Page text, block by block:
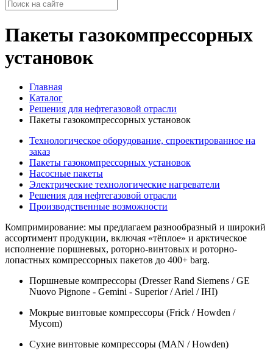
Пакеты газокомпрессорных
установок
Главная
Каталог
Решения для нефтегазовой отрасли
Пакеты газокомпрессорных установок
Технологическое оборудование, спроектированное на
заказ
Пакеты газокомпрессорных установок
Насосные пакеты
Электрические технологические нагреватели
Решения для нефтегазовой отрасли
Производственные возможности
Компримирование: мы предлагаем разнообразный и широкий
ассортимент продукции, включая «тёплое» и арктическое
исполнение поршневых, роторно-винтовых и роторно-
лопастных компрессорных пакетов до 400+ barg.
Поршневые компрессоры (Dresser Rand Siemens / GE
Nuovo Pignone - Gemini - Superior / Ariel / IHI)
Мокрые винтовые компрессоры (Frick / Howden /
Mycom)
Сухие винтовые компрессоры (MAN / Howden)